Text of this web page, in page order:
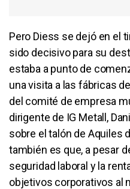
Pero Diess se dejó en el
sido decisivo para su
estaba a punto de
una visita a las fábricas
del comité de empresa
dirigente de IG Metall,
sobre el talón de Aquiles
también es que, a pesar
seguridad laboral y la
objetivos corporativos al